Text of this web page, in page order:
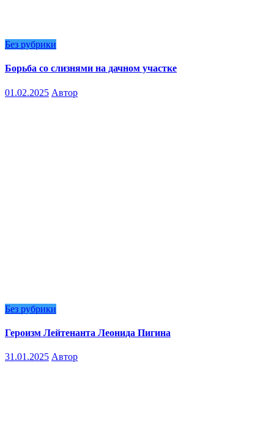
Без рубрики
Борьба со слизнями на дачном участке
01.02.2025 Автор
Без рубрики
Героизм Лейтенанта Леонида Пигина
31.01.2025 Автор